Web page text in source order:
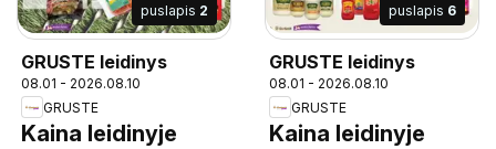
puslapis 2
GRUSTE leidinys
08.01 - 2026.08.10
GRUSTE
Kaina leidinyje
puslapis 6
GRUSTE leidinys
08.01 - 2026.08.10
GRUSTE
Kaina leidinyje